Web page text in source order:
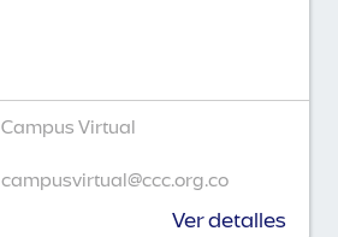
Campus Virtual
campusvirtual@ccc.org.co
Ver detalles